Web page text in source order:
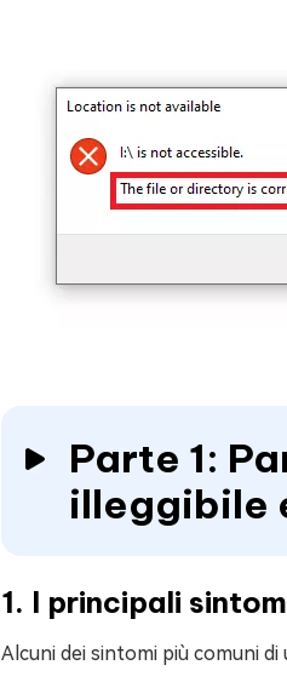
Parte 1:
illeggibile
1. I principali
Alcuni dei sintomi più comuni